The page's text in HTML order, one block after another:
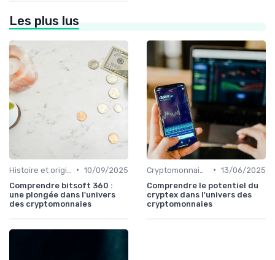
Les plus lus
• 10/09/2025
Comprendre bitsoft 360 :
une plongée dans l'univers
des cryptomonnaies
• 13/06/2025
Comprendre le potentiel du
cryptex dans l'univers des
cryptomonnaies